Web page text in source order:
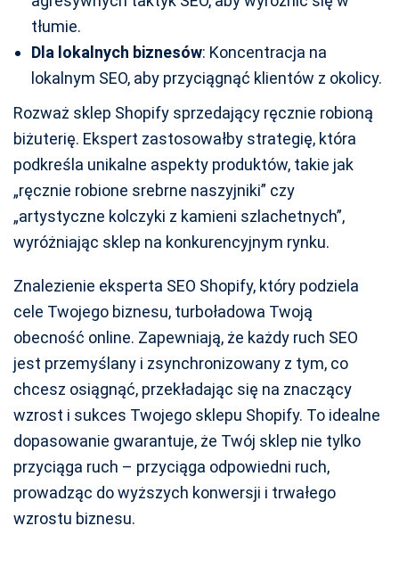
tłumie.
Dla lokalnych biznesów: Koncentracja na
lokalnym SEO, aby przyciągnąć klientów z okolicy.
Rozważ sklep Shopify sprzedający ręcznie robioną
biżuterię. Ekspert zastosowałby strategię, która
podkreśla unikalne aspekty produktów, takie jak
„ręcznie robione srebrne naszyjniki” czy
„artystyczne kolczyki z kamieni szlachetnych”,
wyróżniając sklep na konkurencyjnym rynku.
Znalezienie eksperta SEO Shopify, który podziela
cele Twojego biznesu, turboładowa Twoją
obecność online. Zapewniają, że każdy ruch SEO
jest przemyślany i zsynchronizowany z tym, co
chcesz osiągnąć, przekładając się na znaczący
wzrost i sukces Twojego sklepu Shopify. To idealne
dopasowanie gwarantuje, że Twój sklep nie tylko
przyciąga ruch – przyciąga odpowiedni ruch,
prowadząc do wyższych konwersji i trwałego
wzrostu biznesu.